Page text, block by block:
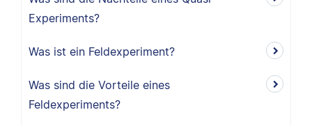
Experiments?
Was ist ein Feldexperiment?
Was sind die Vorteile eines
Feldexperiments?